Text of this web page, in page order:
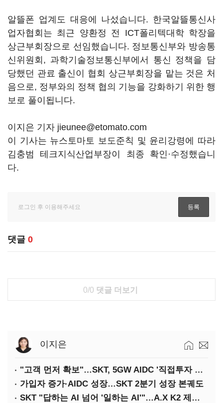
알뜰폰 업계도 대응에 나섰습니다. 한국알뜰통신사
업자협회는 최근 양환정 전 ICT폴리텍대학 학장을
상근부회장으로 선임했습니다. 정보통신부와 방송통
신위원회, 과학기술정보통신부에서 통신 정책을 담
당했던 관료 출신이 협회 상근부회장을 맡는 것은 처
음으로, 정부와의 정책 협의 기능을 강화하기 위한 행
보로 풀이됩니다.
이지은 기자 jieunee@etomato.com
이 기사는 뉴스토마토 보도준칙 및 윤리강령에 따라
김충범 테크지식산업부장이 최종 확인·수정했습니
다.
댓글 0
0/0 댓글 더보기
이지은
"고객 먼저 확보"…SKT, 5GW AIDC '직접투자 최소화'
가입자 증가·AIDC 성장…SKT 2분기 성장 본궤도
SKT "답하는 AI 넘어 '일하는 AI'"…A.X K2 제조·국방 확산